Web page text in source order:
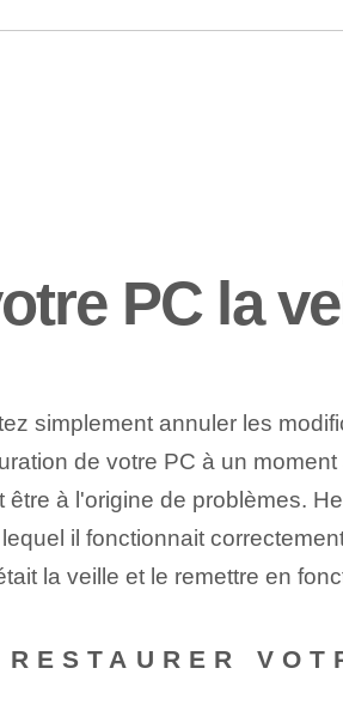
PC la
simplement annuler les
de votre PC à un moment
à l'origine de problèmes.
il fonctionnait
la veille et le remettre en